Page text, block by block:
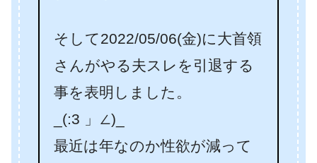
そして2022/05/06(金)に大首領
さんがやる夫スレを引退する
事を表明しました。
_(:3 」∠)_
最近は年なのか性欲が減って